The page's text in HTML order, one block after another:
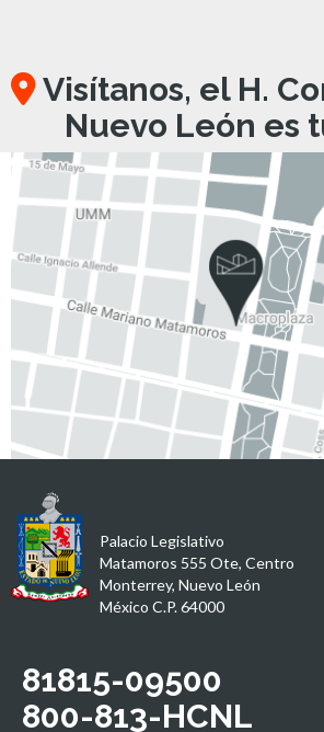
Visítanos, el H.
Nuevo León es
Palacio Legislativo
Matamoros 555 Ote, Centro
Monterrey, Nuevo León
México C.P. 64000
81815-09500
800-813-HCNL